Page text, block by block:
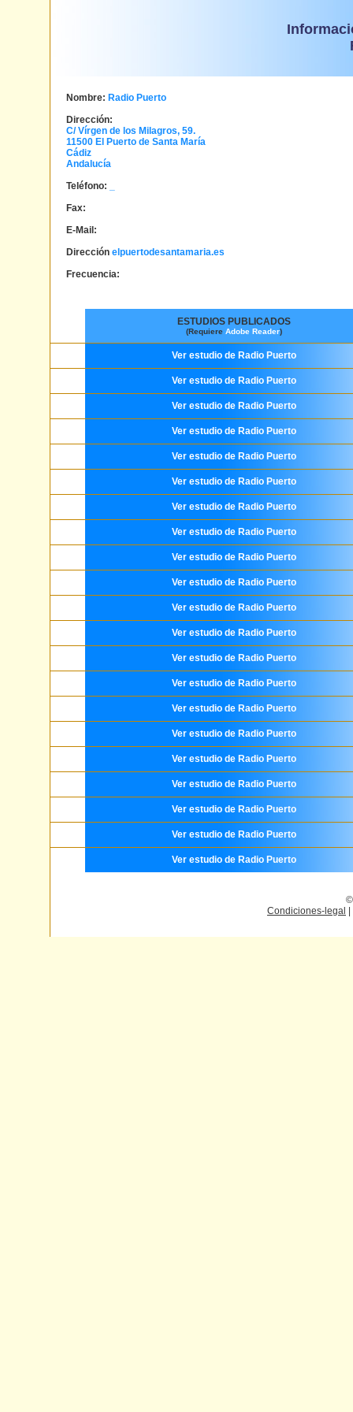
Nombre: Radio Puerto
Dirección:
C/ Vírgen de los Milagros, 59.
11500 El Puerto de Santa María
Cádiz
Andalucía
Teléfono:
Fax:
E-Mail:
Dirección elpuertodesantamaria.es
Frecuencia:
ESTUDIOS PUBLICADOS
(Requiere Adobe Reader)
Ver estudio de Radio Puerto
Ver estudio de Radio Puerto
Ver estudio de Radio Puerto
Ver estudio de Radio Puerto
Ver estudio de Radio Puerto
Ver estudio de Radio Puerto
Ver estudio de Radio Puerto
Ver estudio de Radio Puerto
Ver estudio de Radio Puerto
Ver estudio de Radio Puerto
Ver estudio de Radio Puerto
Ver estudio de Radio Puerto
Ver estudio de Radio Puerto
Ver estudio de Radio Puerto
Ver estudio de Radio Puerto
Ver estudio de Radio Puerto
Ver estudio de Radio Puerto
Ver estudio de Radio Puerto
Ver estudio de Radio Puerto
Ver estudio de Radio Puerto
Ver estudio de Radio Puerto
©
Condiciones-legal